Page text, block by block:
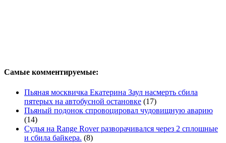
Самые комментируемые:
Пьяная москвичка Екатерина Заул насмерть сбила
пятерых на автобусной остановке (17)
Пьяный подонок спровоцировал чудовищную аварию
(14)
Судья на Range Rover разворачивался через 2 сплошные
и сбила байкера. (8)